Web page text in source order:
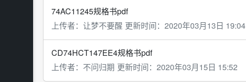
74AC11245规格书pdf
上传者： 让梦不要醒 更新时间： 2020年03月13日 19:04
CD74HCT147EE4规格书pdf
上传者： 不问归期 更新时间： 2020年03月15日 15:52